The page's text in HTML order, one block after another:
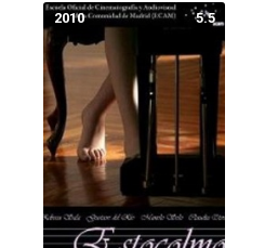
5.5
2010